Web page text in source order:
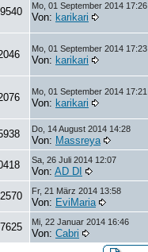
Mo, 01 September 2014 17:26
Von: karikari
Mo, 01 September 2014 17:23
Von: karikari
Mo, 01 September 2014 17:21
Von: karikari
Do, 14 August 2014 14:28
Von: Massreya
Sa, 26 Juli 2014 12:07
Von: AD DI
Fr, 21 März 2014 13:58
Von: EviMaria
Mi, 22 Januar 2014 16:46
Von: Cabri